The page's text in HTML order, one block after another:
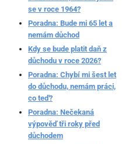
se v roce 1964?
Poradna: Bude mi 65 let a
nemám důchod
Kdy se bude platit daň z
důchodu v roce 2026?
Poradna: Chybí mi šest let
do důchodu, nemám práci,
co teď?
Poradna: Nečekaná
výpověď tři roky před
důchodem